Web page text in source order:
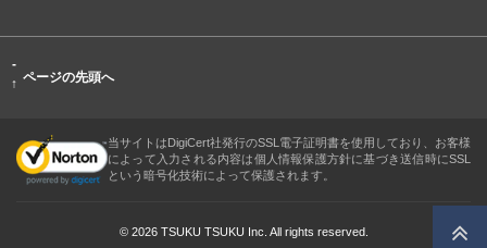
-
↑ ページの先頭へ
当サイトはDigiCert社発行のSSL電子証明書を使用しており、お客様
によって入力される内容は個人情報保護方針に基づき送信時にSSL
という暗号化技術によって保護されます。
© 2026 TSUKU TSUKU Inc. All rights reserved.